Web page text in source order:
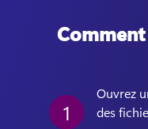
1
Ouvrez
des